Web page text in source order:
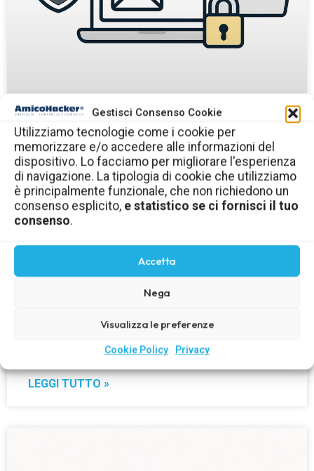
Gestisci Consenso Cookie
Utilizziamo tecnologie come i cookie per
memorizzare e/o accedere alle informazioni del
dispositivo. Lo facciamo per migliorare l'esperienza
di navigazione. La tipologia di cookie che utilizziamo
è principalmente funzionale, che non richiedono un
consenso esplicito, e statistico se ci fornisci il tuo
consenso.
Accetta
Nega
Visualizza le preferenze
Cookie Policy Privacy
Quando un dipendente lascia l’azienda:
come gestire account e accessi informatici
LEGGI TUTTO »